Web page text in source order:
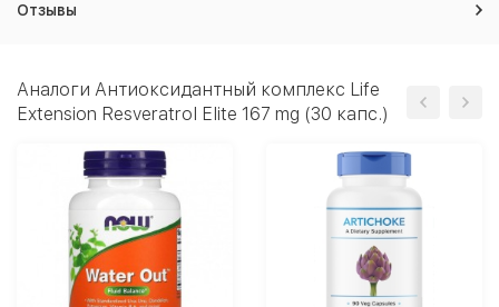
Отзывы
Аналоги Антиоксидантный комплекс Life
Extension Resveratrol Elite 167 mg (30 капс.)